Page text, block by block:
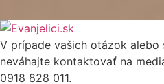
V prípade vašich otázok alebo
neváhajte kontaktovať na
0918 828 011.